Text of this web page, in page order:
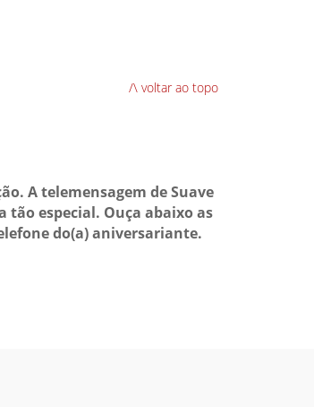
/\ voltar ao topo
A telemensagem de Suave
tão especial. Ouça abaixo as
do(a) aniversariante.